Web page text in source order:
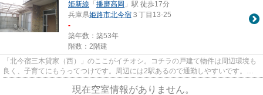
姫新線 「播磨高岡 」駅 徒歩17分
兵庫県姫路市北今宿 ３丁目13-25
-
築年数：築53年
階数：2階建
「北今宿三木貸家（西）」のここがイチオシ。コチラの戸建て物件は周辺環境も
良く、子育てにもうってつけです。周辺には2駅あるので通勤しやすいです。あ
なたにとってベストな物件を見...
現在空室情報がありません。